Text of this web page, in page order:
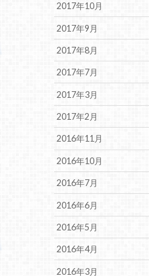
2017年10月
2017年9月
2017年8月
2017年7月
2017年3月
2017年2月
2016年11月
2016年10月
2016年7月
2016年6月
2016年5月
2016年4月
2016年3月